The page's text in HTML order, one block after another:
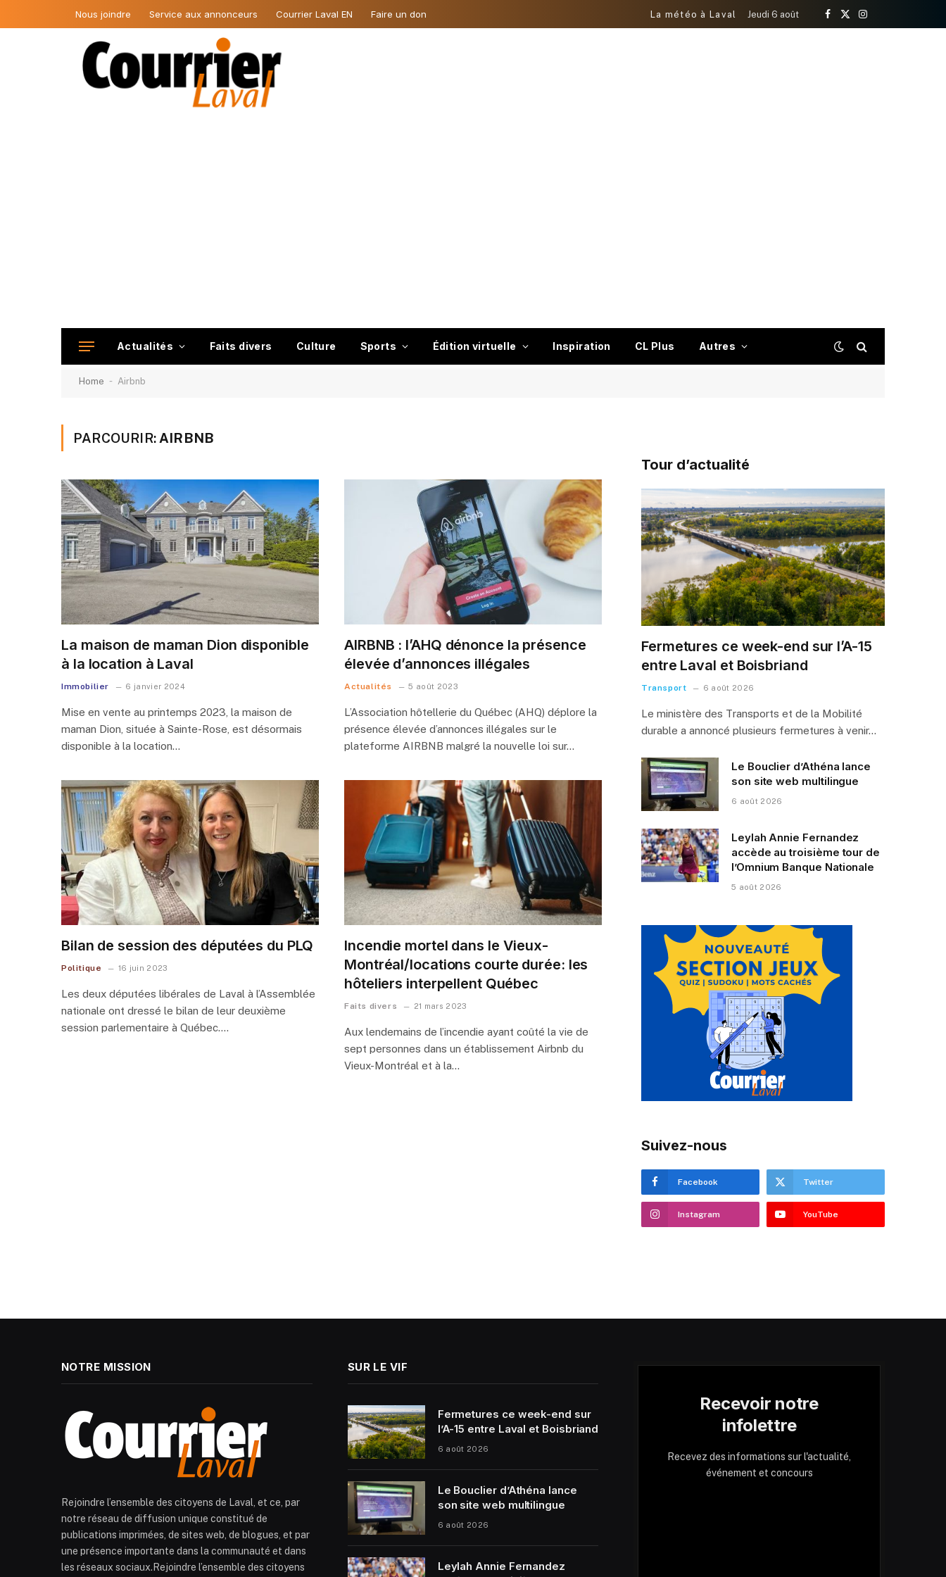
Nous joindre Service aux annonceurs Courrier Laval EN Faire un don La météo à Laval Jeudi 6 août
Facebook
X
Instagram
Actualités Faits divers Culture Sports Édition virtuelle Inspiration CL Plus Autres
Home - Airbnb
PARCOURIR: AIRBNB
La maison de maman Dion disponible
à la location à Laval
Immobilier 6 janvier 2024
Mise en vente au printemps 2023, la maison de
maman Dion, située à Sainte-Rose, est désormais
disponible à la location…
AIRBNB : l’AHQ dénonce la présence
élevée d’annonces illégales
Actualités 5 août 2023
L’Association hôtellerie du Québec (AHQ) déplore la
présence élevée d’annonces illégales sur le
plateforme AIRBNB malgré la nouvelle loi sur…
Bilan de session des députées du PLQ
Politique 16 juin 2023
Les deux députées libérales de Laval à l’Assemblée
nationale ont dressé le bilan de leur deuxième
session parlementaire à Québec.…
Incendie mortel dans le Vieux-
Montréal/locations courte durée: les
hôteliers interpellent Québec
Faits divers 21 mars 2023
Aux lendemains de l’incendie ayant coûté la vie de
sept personnes dans un établissement Airbnb du
Vieux-Montréal et à la…
Tour d’actualité
Fermetures ce week-end sur l’A-15
entre Laval et Boisbriand
Transport 6 août 2026
Le ministère des Transports et de la Mobilité
durable a annoncé plusieurs fermetures à venir…
Le Bouclier d’Athéna lance
son site web multilingue
6 août 2026
Leylah Annie Fernandez
accède au troisième tour de
l’Omnium Banque Nationale
5 août 2026
Suivez-nous
Facebook Twitter
Instagram YouTube
NOTRE MISSION
Rejoindre l’ensemble des citoyens de Laval, et ce, par
notre réseau de diffusion unique constitué de
publications imprimées, de sites web, de blogues, et par
une présence importante dans la communauté et dans
les réseaux sociaux.Rejoindre l’ensemble des citoyens
SUR LE VIF
Fermetures ce week-end sur
l’A-15 entre Laval et Boisbriand
6 août 2026
Le Bouclier d’Athéna lance
son site web multilingue
6 août 2026
Leylah Annie Fernandez
Recevoir notre
infolettre
Recevez des informations sur l'actualité,
événement et concours